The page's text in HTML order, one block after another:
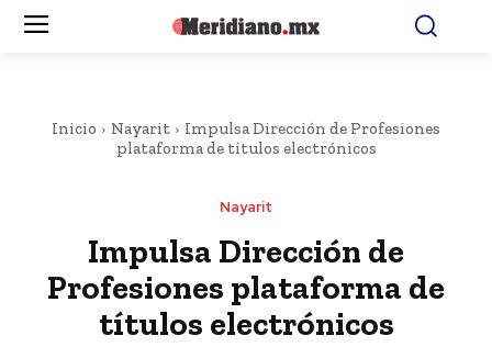
Inicio Nayarit
Impulsa Dirección de Profesiones
plataforma de títulos electrónicos
Nayarit
Impulsa Dirección de
Profesiones plataforma de
títulos electrónicos